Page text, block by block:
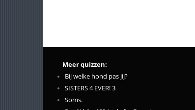
Meer quizzen:
Bij welke hond pas jij?
SISTERS 4 EVER! 3
Soms.